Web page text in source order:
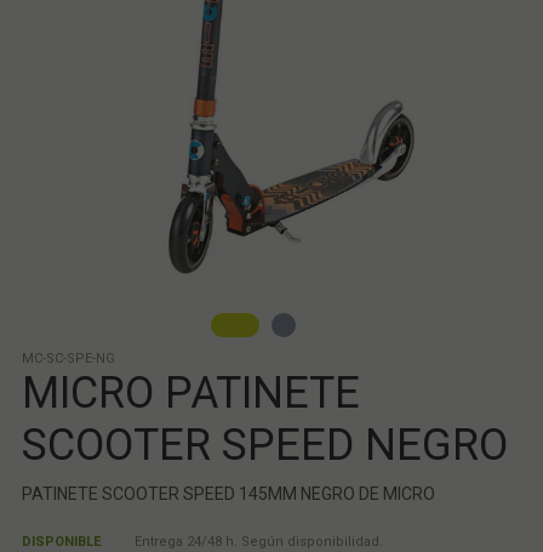
MC-SC-SPE-NG
MICRO PATINETE
SCOOTER SPEED NEGRO
PATINETE SCOOTER SPEED 145MM NEGRO DE MICRO
DISPONIBLE Entrega 24/48 h. Según disponibilidad.